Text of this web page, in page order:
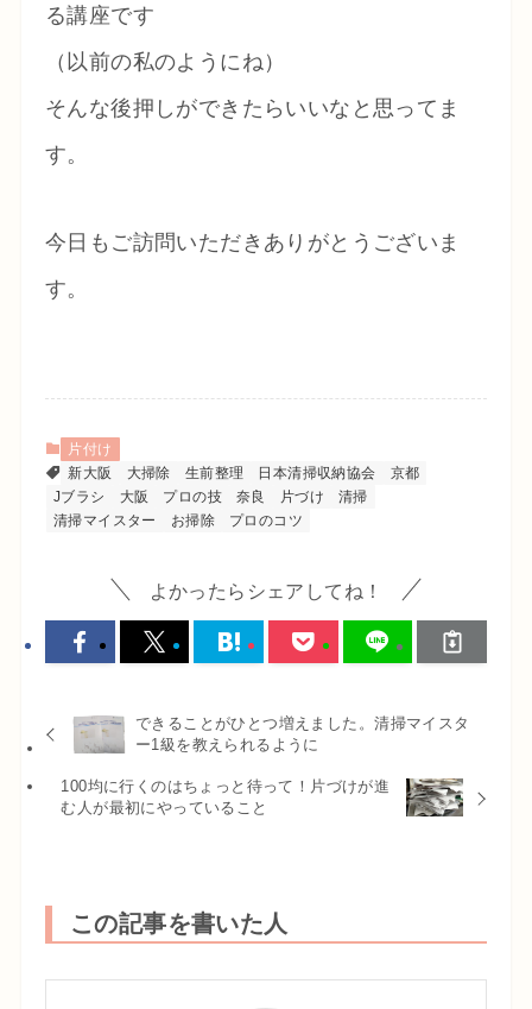
る講座です
（以前の私のようにね）
そんな後押しができたらいいなと思ってま
す。
今日もご訪問いただきありがとうございま
す。
片付け
新大阪
大掃除 生前整理 日本清掃収納協会
京都
Jブラシ
大阪 プロの技 奈良 片づけ
清掃
清掃マイスター
お掃除 プロのコツ
よかったらシェアしてね！
できることがひとつ増えました。清掃マイスタ
ー1級を教えられるように
100均に行くのはちょっと待って！片づけが進
む人が最初にやっていること
この記事を書いた人